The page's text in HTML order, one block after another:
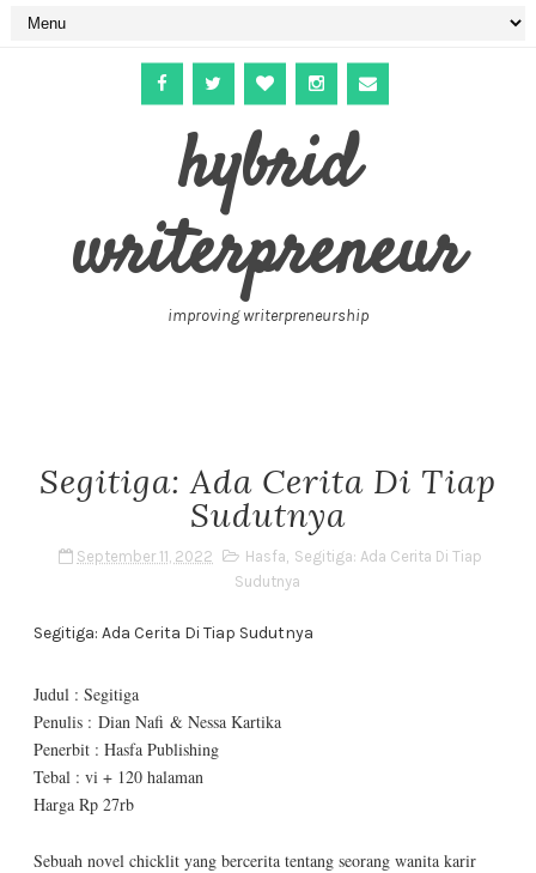
hybrid
writerpreneur
improving writerpreneurship
Segitiga: Ada Cerita Di Tiap
Sudutnya
September 11, 2022 Hasfa, Segitiga: Ada Cerita Di Tiap
Sudutnya
Segitiga: Ada Cerita Di Tiap Sudutnya
Judul : Segitiga
Penulis : Dian Nafi & Nessa Kartika
Penerbit : Hasfa Publishing
Tebal : vi + 120 halaman
Harga Rp 27rb
Sebuah novel chicklit yang bercerita tentang seorang wanita karir